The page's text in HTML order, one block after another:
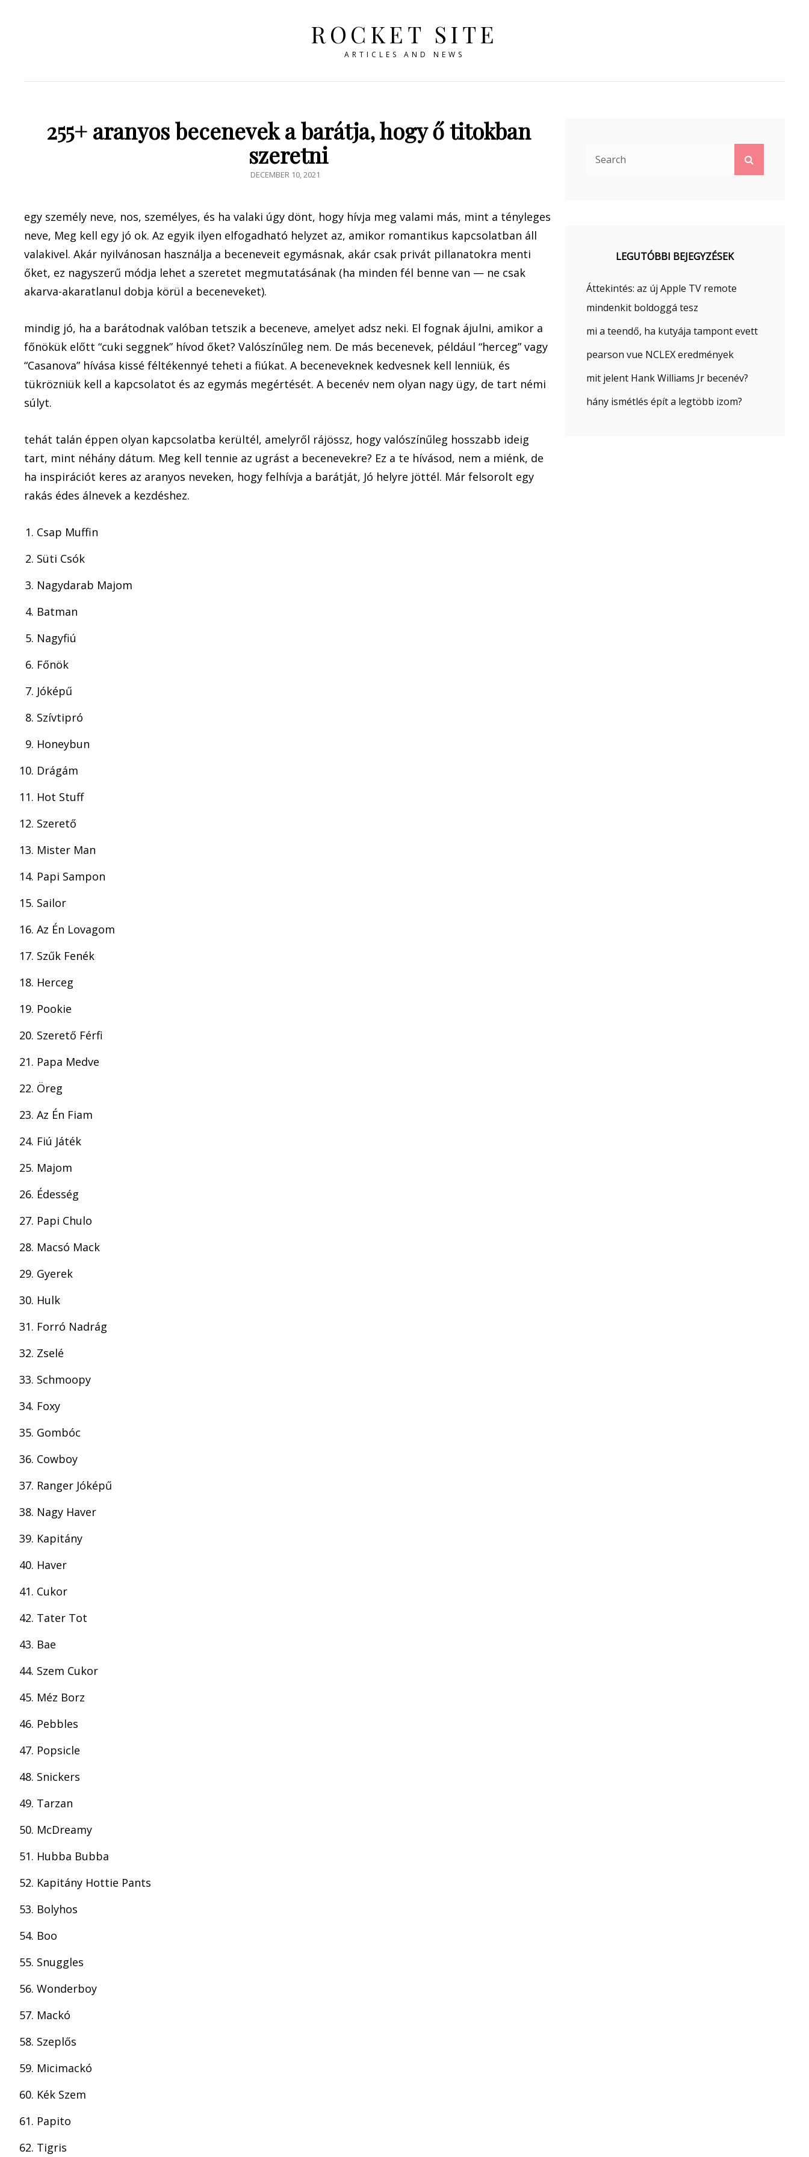
ROCKET SITE
ARTICLES AND NEWS
255+ aranyos becenevek a barátja, hogy ő titokban
szeretni
POSTED
DECEMBER 10, 2021
egy személy neve, nos, személyes, és ha valaki úgy dönt, hogy hívja meg valami más, mint a tényleges
neve, Meg kell egy jó ok. Az egyik ilyen elfogadható helyzet az, amikor romantikus kapcsolatban áll
valakivel. Akár nyilvánosan használja a beceneveit egymásnak, akár csak privát pillanatokra menti
őket, ez nagyszerű módja lehet a szeretet megmutatásának (ha minden fél benne van — ne csak
akarva-akaratlanul dobja körül a beceneveket).
mindig jó, ha a barátodnak valóban tetszik a beceneve, amelyet adsz neki. El fognak ájulni, amikor a
főnökük előtt “cuki seggnek” hívod őket? Valószínűleg nem. De más becenevek, például “herceg” vagy
“Casanova” hívása kissé féltékennyé teheti a fiúkat. A beceneveknek kedvesnek kell lenniük, és
tükrözniük kell a kapcsolatot és az egymás megértését. A becenév nem olyan nagy ügy, de tart némi
súlyt.
tehát talán éppen olyan kapcsolatba kerültél, amelyről rájössz, hogy valószínűleg hosszabb ideig
tart, mint néhány dátum. Meg kell tennie az ugrást a becenevekre? Ez a te hívásod, nem a miénk, de
ha inspirációt keres az aranyos neveken, hogy felhívja a barátját, Jó helyre jöttél. Már felsorolt egy
rakás édes álnevek a kezdéshez.
Csap Muffin
Süti Csók
Nagydarab Majom
Batman
Nagyfiú
Főnök
Jóképű
Szívtipró
Honeybun
Drágám
Hot Stuff
Szerető
Mister Man
Papi Sampon
Sailor
Az Én Lovagom
Szűk Fenék
Herceg
Pookie
Szerető Férfi
Papa Medve
Öreg
Az Én Fiam
Fiú Játék
Majom
Édesség
Papi Chulo
Macsó Mack
Gyerek
Hulk
Forró Nadrág
Zselé
Schmoopy
Foxy
Gombóc
Cowboy
Ranger Jóképű
Nagy Haver
Kapitány
Haver
Cukor
Tater Tot
Bae
Szem Cukor
Méz Borz
Pebbles
Popsicle
Snickers
Tarzan
McDreamy
Hubba Bubba
Kapitány Hottie Pants
Bolyhos
Boo
Snuggles
Wonderboy
Mackó
Szeplős
Micimackó
Kék Szem
Papito
Tigris
LEGUTÓBBI BEJEGYZÉSEK
Áttekintés: az új Apple TV remote
mindenkit boldoggá tesz
mi a teendő, ha kutyája tampont evett
pearson vue NCLEX eredmények
mit jelent Hank Williams Jr becenév?
hány ismétlés épít a legtöbb izom?